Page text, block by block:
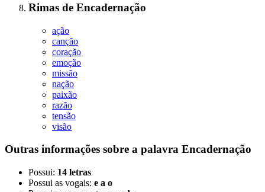
Rimas de Encadernação
ação
canção
coração
emoção
missão
nação
paixão
razão
tensão
visão
Outras informações sobre a palavra Encadernação
Possui: 14 letras
Possui as vogais: e a o